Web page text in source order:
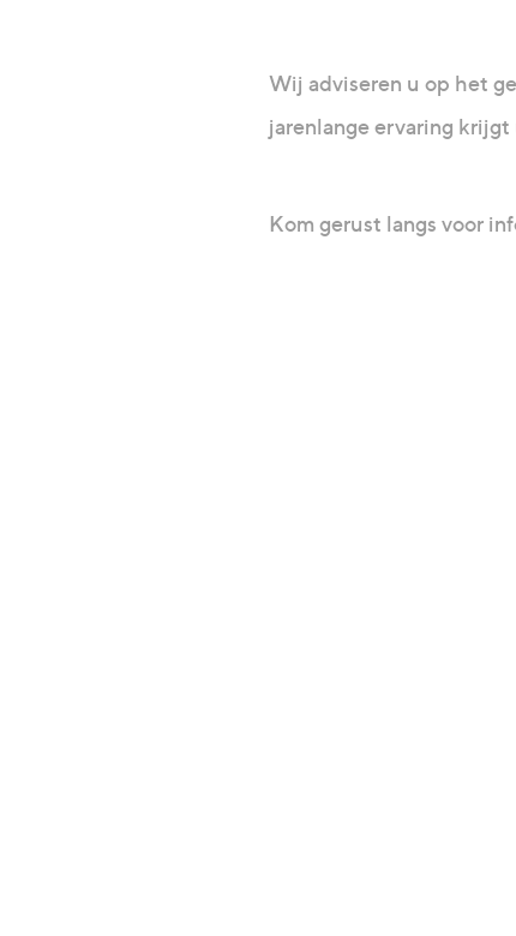
Wij adviseren u op het
jarenlange ervaring krijgt
Kom gerust langs voor